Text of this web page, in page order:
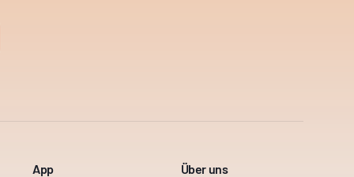
App Über uns